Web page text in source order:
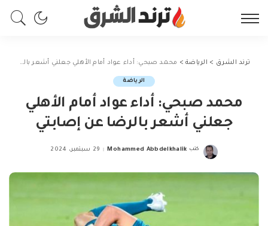
ترند الشرق > الرياضة> محمد صبحي: أداء عواد أمام الأهلي جعلني أشعر بالرضا عن إصابتي
الرياضة
محمد صبحي: أداء عواد أمام الأهلي
جعلني أشعر بالرضا عن إصابتي
Posted
كتب Mohammed Abbdelkhalik 29 سبتمبر، 2024